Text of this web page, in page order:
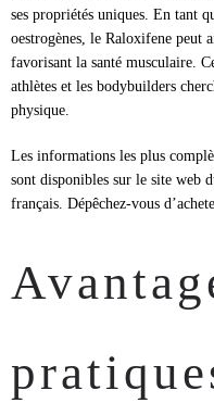
ses propriétés uniques. En tant
oestrogènes, le Raloxifene peut
favorisant la santé musculaire.
athlètes et les bodybuilders
physique.
Les informations les plus
sont disponibles sur le site web
français. Dépêchez-vous